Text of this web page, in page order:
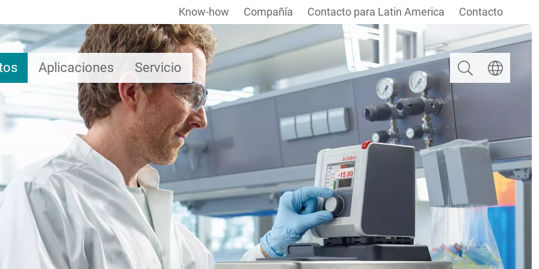
Aplicaciones Servicio
Know-how Compañía Contacto para Latin America Contacto
Buscar Seleccionar